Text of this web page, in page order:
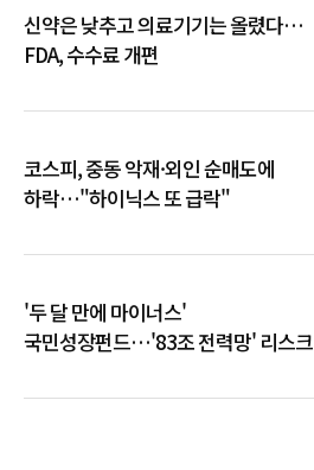
신약은 낮추고 의료기기는 올렸다…
FDA, 수수료 개편
코스피, 중동 악재·외인 순매도에
하락…"하이닉스 또 급락"
'두 달 만에 마이너스'
국민성장펀드…'83조 전력망' 리스크